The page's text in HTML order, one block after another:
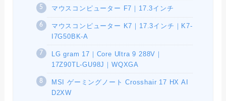
マウスコンピューター F7｜17.3インチ
マウスコンピューター K7｜17.3インチ｜K7-
I7G50BK-A
LG gram 17｜Core Ultra 9 288V｜
17Z90TL-GU98J｜WQXGA
MSI ゲーミングノート Crosshair 17 HX AI
D2XW